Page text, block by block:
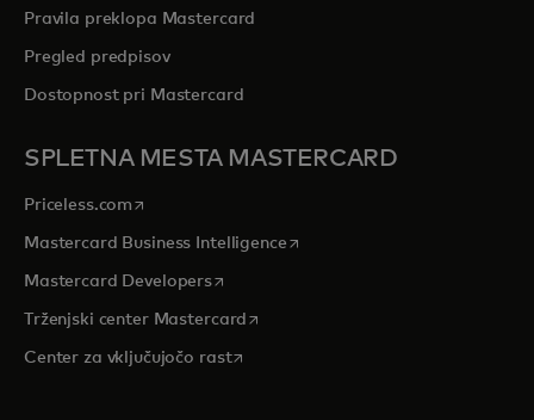
Pravila preklopa Mastercard
Pregled predpisov
Dostopnost pri Mastercard
SPLETNA MESTA MASTERCARD
Priceless.com opens in a new tab
Mastercard Business Intelligenceopens in a new tab
Mastercard Developersopens in a new tab
Trženjski center Mastercard opens in a new tab
Center za vključujočo rastopens in a new tab